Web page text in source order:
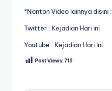
*Nonton Video lainnya disini :
Twitter : Kejadian Hari ini
Youtube : Kejadian Hari Ini
Post Views:715